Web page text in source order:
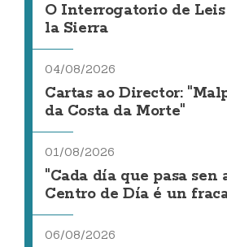
O Interrogatorio de Leis
la Sierra
04/08/2026
Cartas ao Director:
da Costa da Morte"
01/08/2026
"Cada día que pasa sen
Centro de Día é un
06/08/2026